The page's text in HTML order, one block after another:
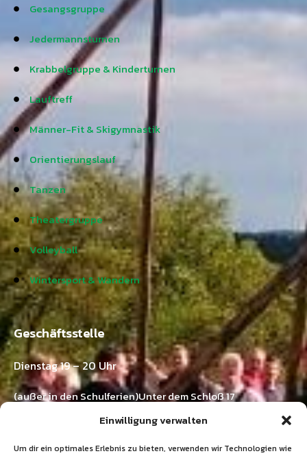
Einwilligung verwalten
Um dir ein optimales Erlebnis zu bieten, verwenden wir Technologien wie
Gesangsgruppe
Jedermannsturnen
Krabbelgruppe & Kinderturnen
Lauftreff
Männer-Fit & Skigymnastik
Orientierungslauf
Tanzen
Theatergruppe
Volleyball
Wintersport & Wandern
Geschäftsstelle
Dienstag 19 – 20 Uhr
(außer in den Schulferien)Unter dem Schloß 17
Kontakt: